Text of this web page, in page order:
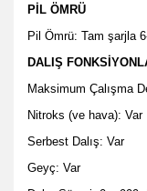
PİL ÖMRÜ
Pil Ömrü: Tam şarjla
DALIŞ
Maksimum Çalışma
Nitroks (ve hava): Var
Serbest Dalış: Var
Geyç: Var